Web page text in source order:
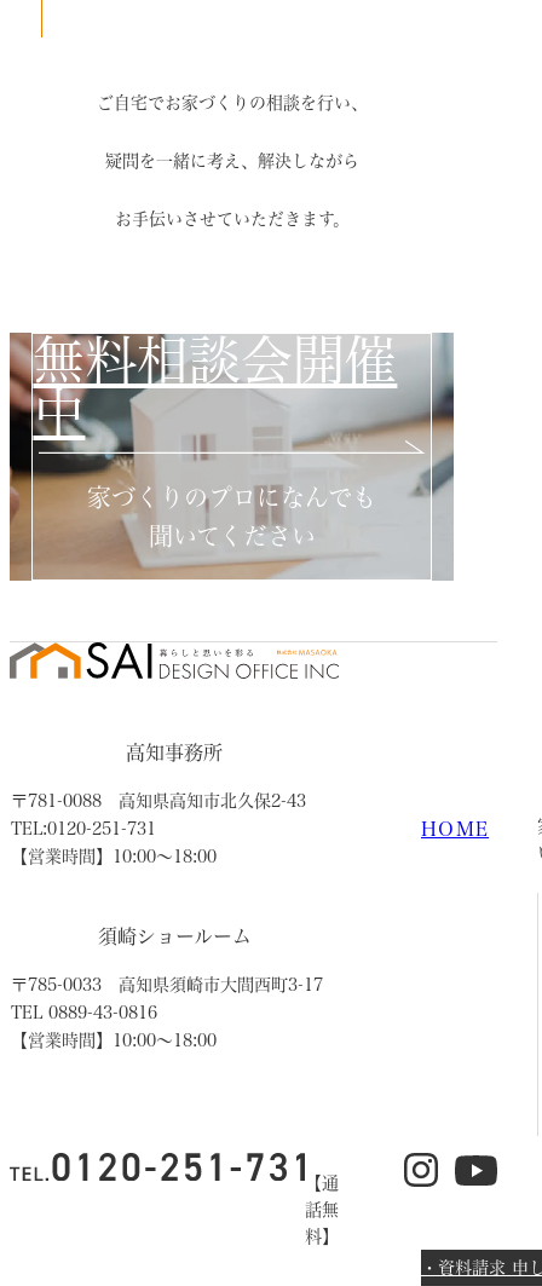
ご自宅でお家づくりの相談を行い、
疑問を一緒に考え、解決しながら
お手伝いさせていただきます。
無料相談会開催
中
家づくりのプロになんでも
聞いてください
高知事務所
〒781-0088 高知県高知市北久保2-43
TEL:0120-251-731
【営業時間】10:00〜18:00
須崎ショールーム
〒785-0033 高知県須崎市大間西町3-17
TEL 0889-43-0816
【営業時間】10:00〜18:00
【通
話無
料】
HOME
・資料請求 申